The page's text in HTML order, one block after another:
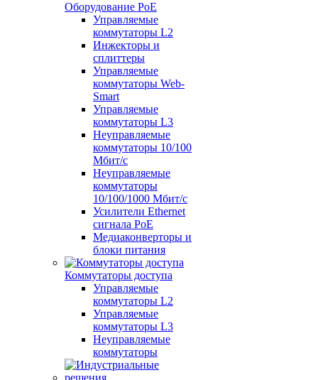
Оборудование PoE
Управляемые
коммутаторы L2
Инжекторы и
сплиттеры
Управляемые
коммутаторы Web-
Smart
Управляемые
коммутаторы L3
Неуправляемые
коммутаторы 10/100
Мбит/с
Неуправляемые
коммутаторы
10/100/1000 Мбит/с
Усилители Ethernet
сигнала PoE
Медиаконверторы и
блоки питания
Коммутаторы доступа
Управляемые
коммутаторы L2
Управляемые
коммутаторы L3
Неуправляемые
коммутаторы